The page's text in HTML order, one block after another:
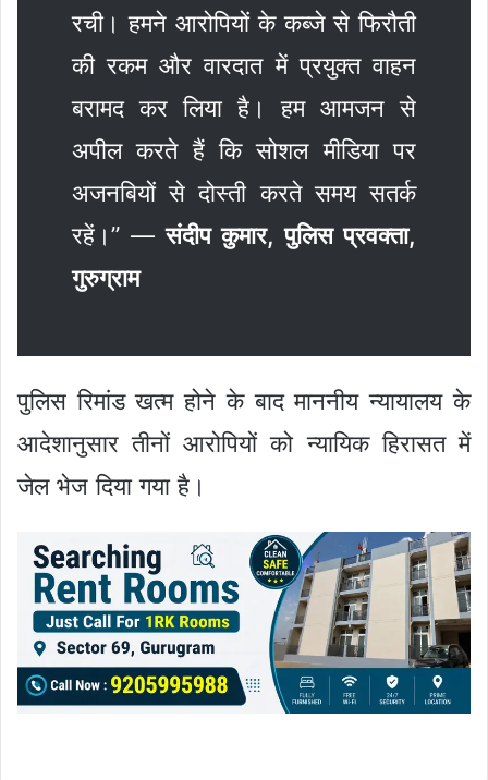
रची। हमने आरोपियों के कब्जे से फिरौती
की रकम और वारदात में प्रयुक्त वाहन
बरामद कर लिया है। हम आमजन से
अपील करते हैं कि सोशल मीडिया पर
अजनबियों से दोस्ती करते समय सतर्क
रहें।” —संदीप कुमार, पुलिस प्रवक्ता,
गुरुग्राम
पुलिस रिमांड खत्म होने के बाद माननीय न्यायालय के
आदेशानुसार तीनों आरोपियों को न्यायिक हिरासत में
जेल भेज दिया गया है।